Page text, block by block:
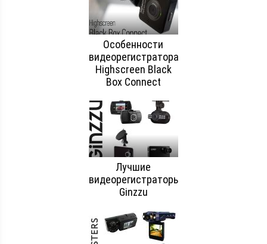
Особенности
видеорегистратора
Highscreen Black
Box Connect
Лучшие
видеорегистраторы
Ginzzu